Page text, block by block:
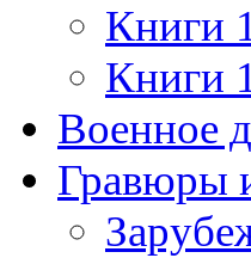
Книги
Книги
Военное
Гравюры